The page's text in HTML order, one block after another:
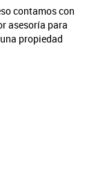
contamos con
asesoría para
propiedad